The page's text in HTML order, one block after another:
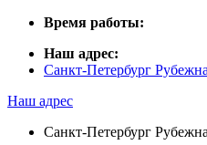
Время работы:
Наш адрес:
Санкт-Петербург
Наш адрес
Санкт-Петербург